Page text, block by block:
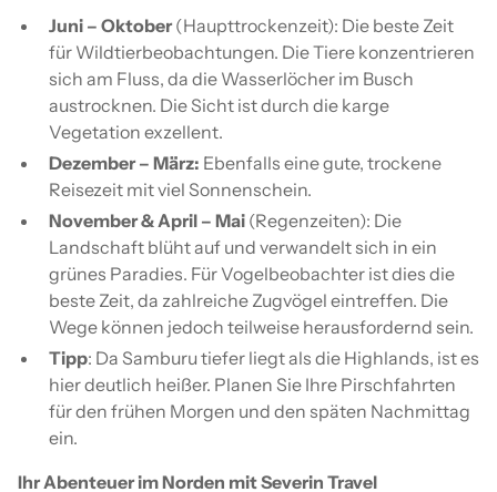
Juni – Oktober(Haupttrockenzeit): Die beste Zeit
für Wildtierbeobachtungen. Die Tiere konzentrieren
sich am Fluss, da die Wasserlöcher im Busch
austrocknen. Die Sicht ist durch die karge
Vegetation exzellent.
Dezember – März: Ebenfalls eine gute, trockene
Reisezeit mit viel Sonnenschein.
November & April – Mai (Regenzeiten): Die
Landschaft blüht auf und verwandelt sich in ein
grünes Paradies. Für Vogelbeobachter ist dies die
beste Zeit, da zahlreiche Zugvögel eintreffen. Die
Wege können jedoch teilweise herausfordernd sein.
Tipp: Da Samburu tiefer liegt als die Highlands, ist es
hier deutlich heißer. Planen Sie Ihre Pirschfahrten
für den frühen Morgen und den späten Nachmittag
ein.
Ihr Abenteuer im Norden mit Severin Travel